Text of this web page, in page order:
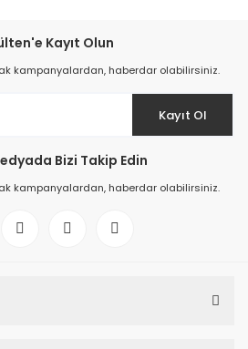
Kayıt Olun
kampanyalardan, haberdar olabilirsiniz.
Kayıt Ol
Bizi Takip Edin
kampanyalardan, haberdar olabilirsiniz.